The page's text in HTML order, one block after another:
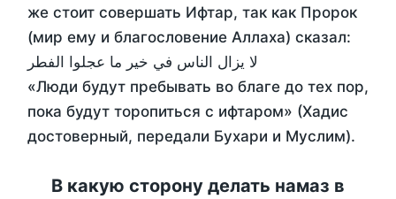
же стоит совершать Ифтар, так как Пророк
(мир ему и благословение Аллаха) сказал:
لا يزال الناس في خير ما عجلوا الفطر
«Люди будут пребывать во благе до тех пор,
пока будут торопиться с ифтаром» (Хадис
достоверный, передали Бухари и Муслим).
В какую сторону делать намаз в